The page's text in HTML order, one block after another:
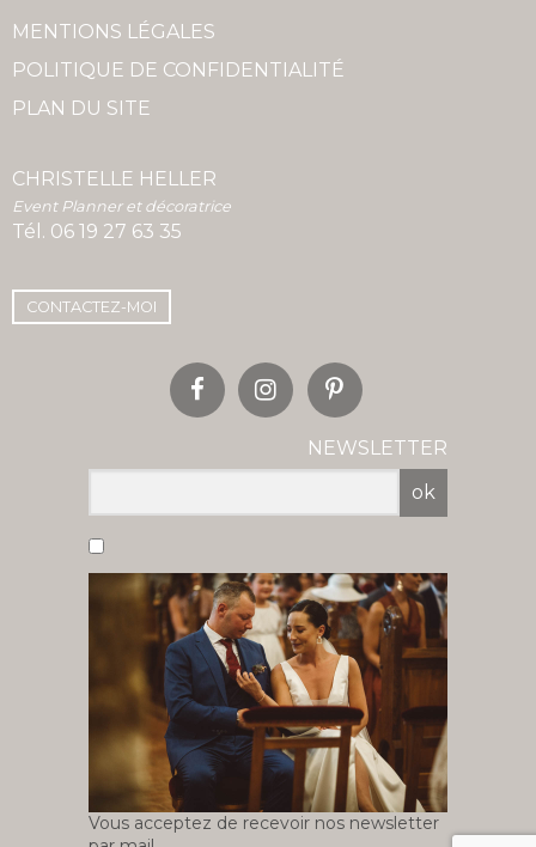
MENTIONS LÉGALES
POLITIQUE DE CONFIDENTIALITÉ
PLAN DU SITE
CHRISTELLE HELLER
Event Planner et décoratrice
Tél. 06 19 27 63 35
CONTACTEZ-MOI
NEWSLETTER
Vous acceptez de recevoir nos newsletter
ok